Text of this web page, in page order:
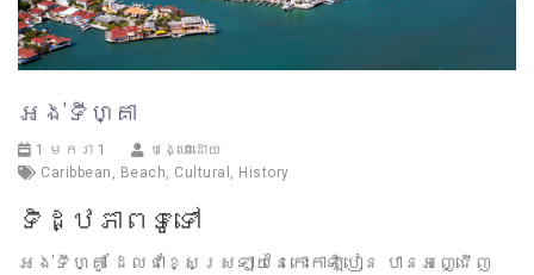
អង់ទីហ្គា
1 មករា 1
បង្ហោះដោយ
Caribbean
Beach Cultural History
ទិដ្ឋភាពទូទៅ
អង់ទីហ្គូា ដែលជាខ្សែស្រឡាយនៃកោះកាឡិបៀន បានអញ្ជើញ